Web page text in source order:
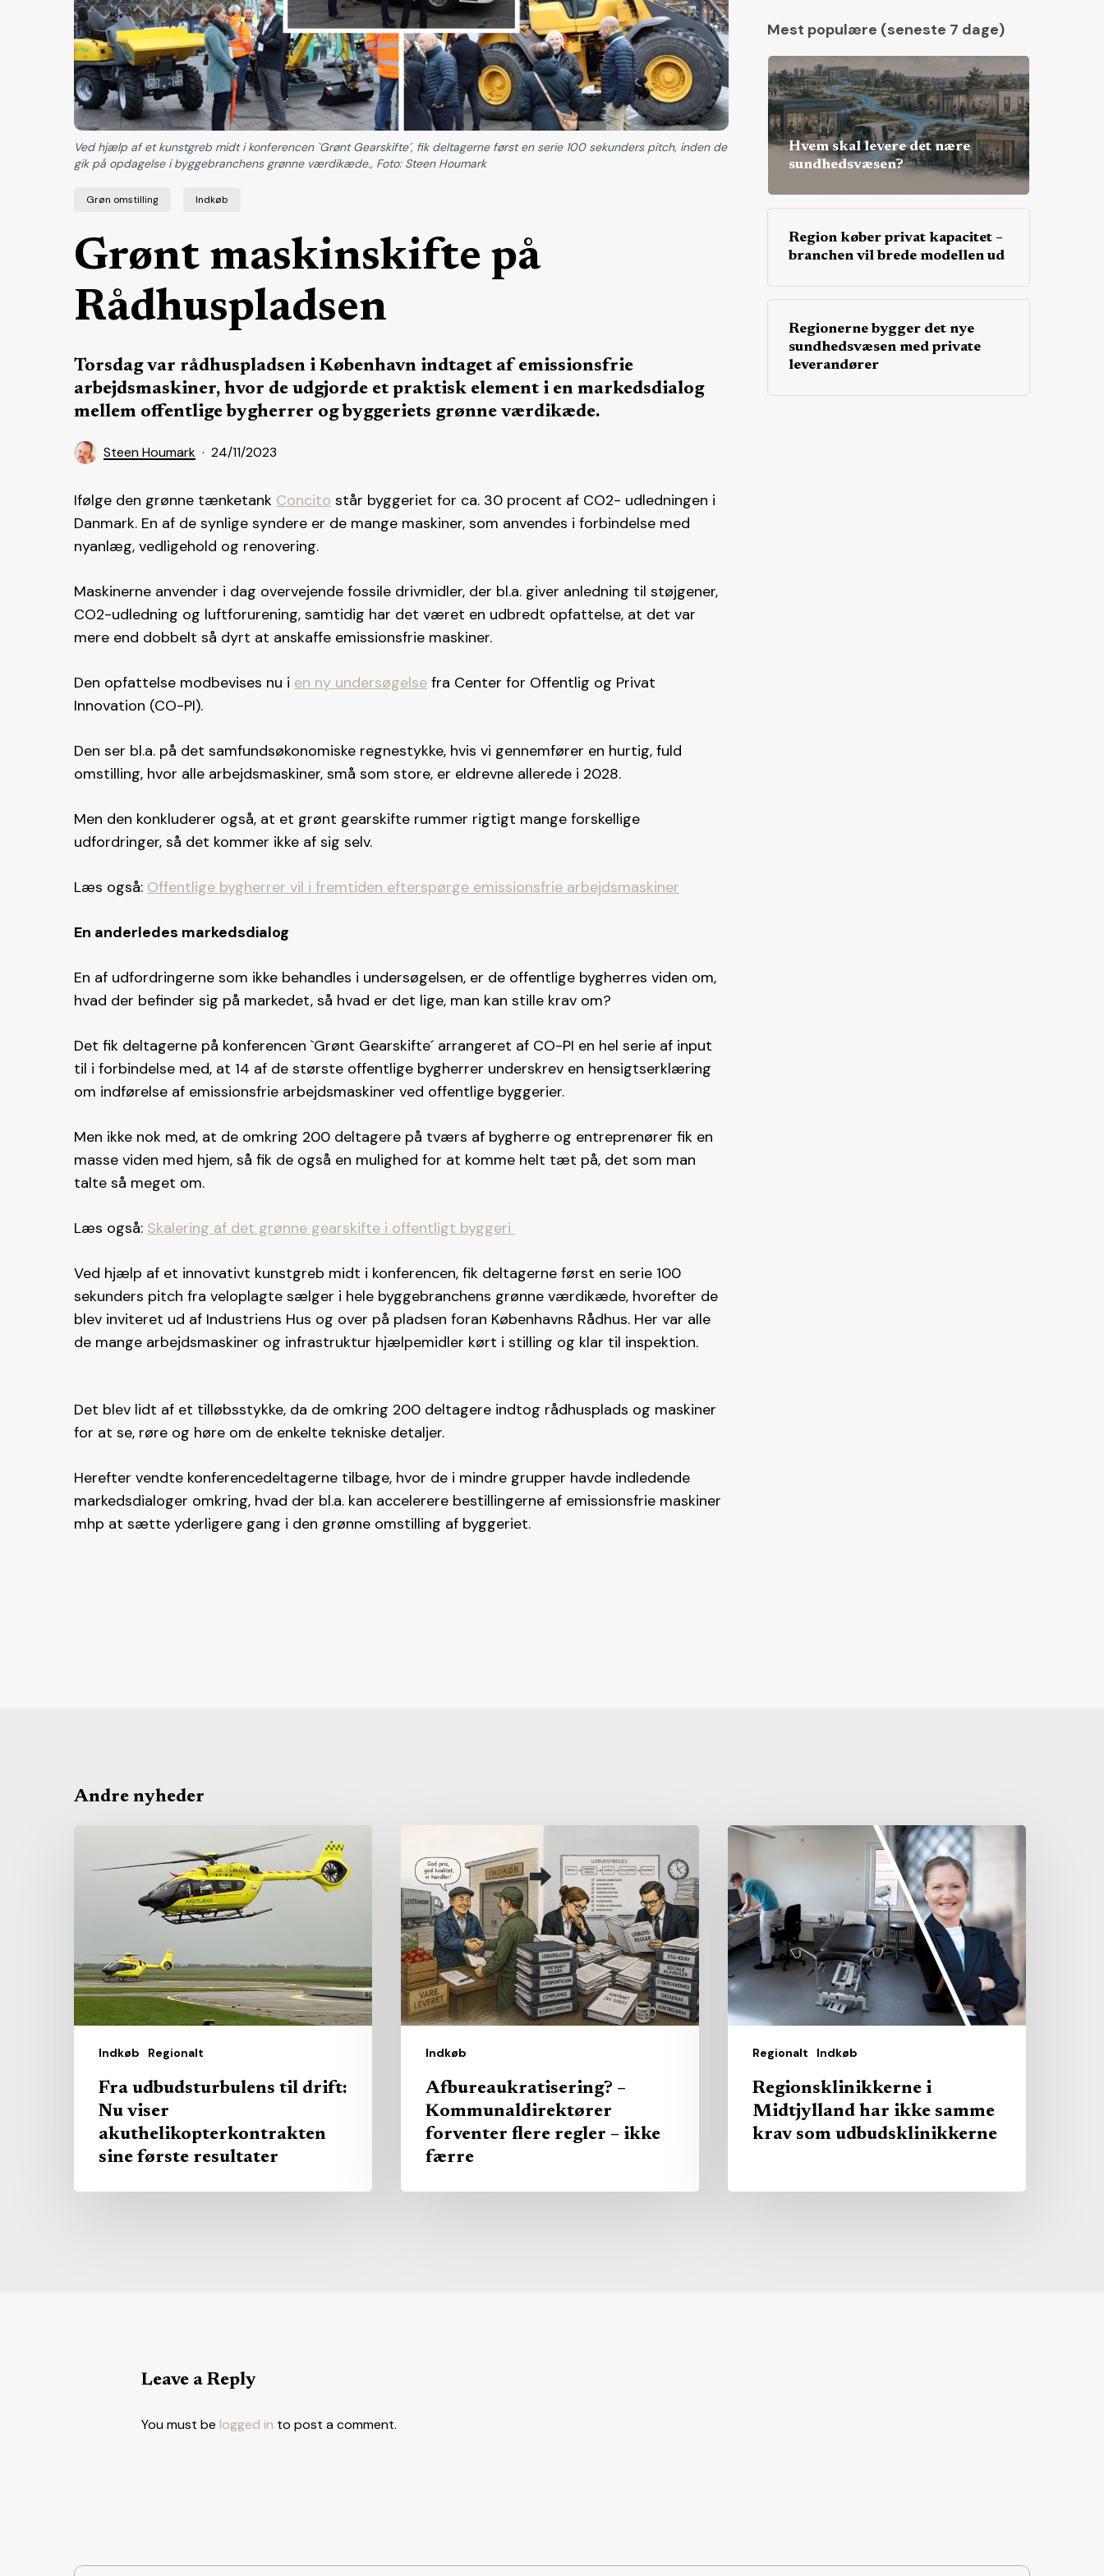
Grøn omstilling Indkøb
Grønt maskinskifte på
Rådhuspladsen
Torsdag var rådhuspladsen i København indtaget af emissionsfrie
arbejdsmaskiner, hvor de udgjorde et praktisk element i en markedsdialog
mellem offentlige bygherrer og byggeriets grønne værdikæde.
Steen Houmark 24/11/2023
Ved hjælp af et kunstgreb midt i konferencen `Grønt Gearskifte´, fik deltagerne først en serie 100 sekunders pitch, inden de
gik på opdagelse i byggebranchens grønne værdikæde., Foto: Steen Houmark
Ifølge den grønne tænketank Concito står byggeriet for ca. 30 procent af CO2- udledningen i
Danmark. En af de synlige syndere er de mange maskiner, som anvendes i forbindelse med
nyanlæg, vedligehold og renovering.
Maskinerne anvender i dag overvejende fossile drivmidler, der bl.a. giver anledning til støjgener,
CO2-udledning og luftforurening, samtidig har det været en udbredt opfattelse, at det var
mere end dobbelt så dyrt at anskaffe emissionsfrie maskiner.
Den opfattelse modbevises nu i en ny undersøgelse fra Center for Offentlig og Privat
Innovation (CO-PI).
Den ser bl.a. på det samfundsøkonomiske regnestykke, hvis vi gennemfører en hurtig, fuld
omstilling, hvor alle arbejdsmaskiner, små som store, er eldrevne allerede i 2028.
Men den konkluderer også, at et grønt gearskifte rummer rigtigt mange forskellige
udfordringer, så det kommer ikke af sig selv.
Læs også: Offentlige bygherrer vil i fremtiden efterspørge emissionsfrie arbejdsmaskiner
En anderledes markedsdialog
En af udfordringerne som ikke behandles i undersøgelsen, er de offentlige bygherres viden om,
hvad der befinder sig på markedet, så hvad er det lige, man kan stille krav om?
Det fik deltagerne på konferencen `Grønt Gearskifte´ arrangeret af CO-PI en hel serie af input
til i forbindelse med, at 14 af de største offentlige bygherrer underskrev en hensigtserklæring
om indførelse af emissionsfrie arbejdsmaskiner ved offentlige byggerier.
Men ikke nok med, at de omkring 200 deltagere på tværs af bygherre og entreprenører fik en
masse viden med hjem, så fik de også en mulighed for at komme helt tæt på, det som man
talte så meget om.
Læs også: Skalering af det grønne gearskifte i offentligt byggeri
Ved hjælp af et innovativt kunstgreb midt i konferencen, fik deltagerne først en serie 100
sekunders pitch fra veloplagte sælger i hele byggebranchens grønne værdikæde, hvorefter de
blev inviteret ud af Industriens Hus og over på pladsen foran Københavns Rådhus. Her var alle
de mange arbejdsmaskiner og infrastruktur hjælpemidler kørt i stilling og klar til inspektion.
Det blev lidt af et tilløbsstykke, da de omkring 200 deltagere indtog rådhusplads og maskiner
for at se, røre og høre om de enkelte tekniske detaljer.
Herefter vendte konferencedeltagerne tilbage, hvor de i mindre grupper havde indledende
markedsdialoger omkring, hvad der bl.a. kan accelerere bestillingerne af emissionsfrie maskiner
mhp at sætte yderligere gang i den grønne omstilling af byggeriet.
Mest populære (seneste 7 dage)
Hvem skal levere det nære
sundhedsvæsen?
Region køber privat kapacitet –
branchen vil brede modellen ud
Regionerne bygger det nye
sundhedsvæsen med private
leverandører
Andre nyheder
Indkøb Regionalt
udbudsturbulens
akuthelikopterkontrakten
sine
første
resultater
Fra udbudsturbulens til drift:
Nu viser
akuthelikopterkontrakten
sine første resultater
Indkøb
Kommunaldirektører
forventer
flere
regler
–
ikke
færre
Afbureaukratisering? –
Kommunaldirektører
forventer flere regler – ikke
færre
Regionalt Indkøb
Regionsklinikkerne
Midtjylland
har
ikke
samme
krav
som
udbudsklinikkerne
Regionsklinikkerne i
Midtjylland har ikke samme
krav som udbudsklinikkerne
Leave a Reply
You must be logged in to post a comment.